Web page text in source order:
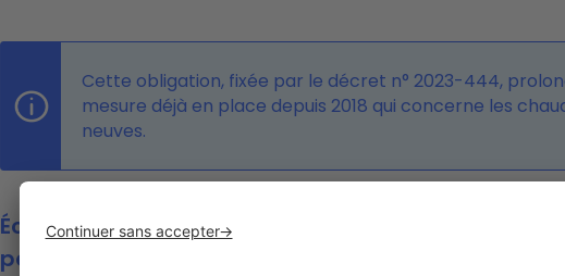
Cette obligation, fixée par le décret n° 2023-444,
mesure déjà en place depuis 2018 qui concerne les
neuves.
Éclairage géré par la domotique : consommer
penser